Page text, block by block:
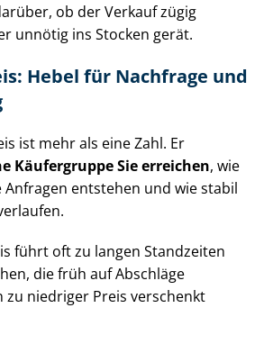
ob der Verkauf zügig
unnötig ins Stocken gerät.
Hebel für Nachfrage und
ist mehr als eine Zahl. Er
Käufergruppe Sie erreichen, wie
entstehen und wie stabil
führt oft zu langen Standzeiten
die früh auf Abschläge
zu niedriger Preis verschenkt